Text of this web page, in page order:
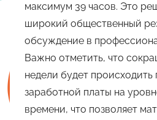
максимум 39 часов. Это
широкий общественный
обсуждение в
Важно отметить, что
недели будет
заработной платы на
времени, что позволяет